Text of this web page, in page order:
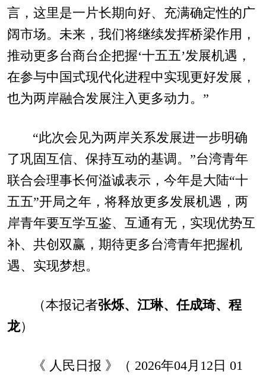
言，这里是一片长期向好、充满确定性的广
阔市场。未来，我们将继续发挥桥梁作用，
推动更多台商台企把握‘十五五’发展机遇，
在参与中国式现代化进程中实现更好发展，
也为两岸融合发展注入更多动力。”
“此次会见为两岸关系发展进一步明确
了巩固互信、保持互动的基调。”台湾青年
联合会理事长何溢诚表示，今年是大陆“十
五五”开局之年，将释放更多发展机遇，两
岸青年要互学互鉴、互通有无，实现优势互
补、共创双赢，期待更多台湾青年把握机
遇、实现梦想。
（本报记者张烁、江琳、任成琦、程
龙）
《 人民日报 》（ 2026年04月12日 01